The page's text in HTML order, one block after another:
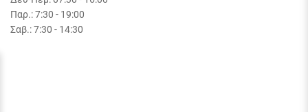
Παρ.: 7:30 - 19:00
Σαβ.: 7:30 - 14:30